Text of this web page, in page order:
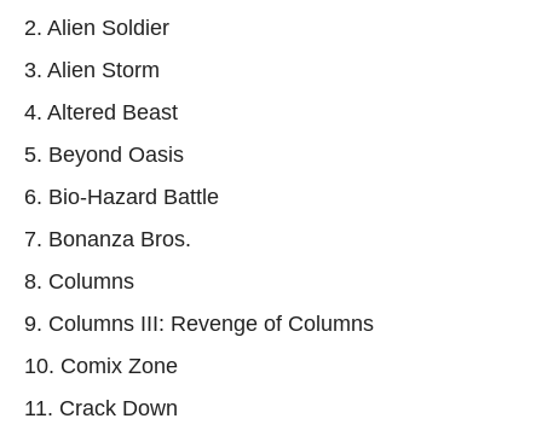
2. Alien Soldier
3. Alien Storm
4. Altered Beast
5. Beyond Oasis
6. Bio-Hazard Battle
7. Bonanza Bros.
8. Columns
9. Columns III: Revenge of Columns
10. Comix Zone
11. Crack Down